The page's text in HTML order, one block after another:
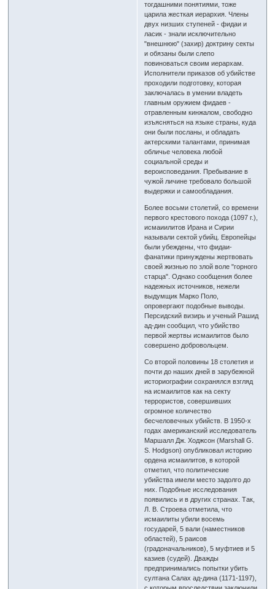
тогдашними понятиями, тоже
царила жесткая иерархия. Члены
двух низших ступеней - фидаи и
ласик - знали исключительно
"внешнюю" (захир) доктрину секты
и обязаны были слепо
повиноваться своим иерархам.
Исполнители приказов об убийстве
проходили подготовку, которая
заключалась в умении владеть
главным оружием фидаев -
отравленным кинжалом, свободно
изъясняться на языке страны, куда
они были посланы, и обладать
актерскими талантами, принимая
обличье человека любой
социальной среды и
вероисповедания. Пребывание в
чужой личине требовало большой
выдержки и самообладания.
Более восьми столетий, со времени
первого крестового похода (1097 г.),
исмаиилитов Ирана и Сирии
называли сектой убийц. Европейцы
были убеждены, что фидаи-
фанатики принуждены жертвовать
своей жизнью по злой воле "горного
старца". Однако сообщения более
надежных источников, нежели
выдумщик Марко Поло,
опровергают подобные выводы.
Персидский визирь и ученый Рашид
ад-дин сообщил, что убийство
первой жертвы исмаилитов было
совершено добровольцем.
Со второй половины 18 столетия и
почти до наших дней в зарубежной
историографии сохранялся взгляд
на исмаилитов как на секту
террористов, совершивших
огромное количество
бесчеловечных убийств. В 1950-х
годах американский исследователь
Маршалл Дж. Ходжсон (Marshall G.
S. Hodgson) опубликовал историю
ордена исмаилитов, в которой
отметил, что политические
убийства имели место задолго до
них. Подобные исследования
появились и в других странах. Так,
Л. В. Строева отметила, что
исмаилиты убили восемь
государей, 5 вали (наместников
областей), 5 раисов
(градоначальников), 5 муфтиев и 5
казиев (судей). Дважды
предпринимались попытки убить
султана Салах ад-дина (1171-1197),